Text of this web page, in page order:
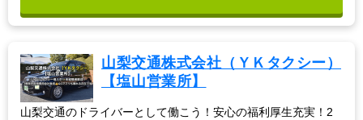
山梨交通株式会社（ＹＫタクシー）
【塩山営業所】
山梨交通のドライバーとして働こう！安心の福利厚生充実！2